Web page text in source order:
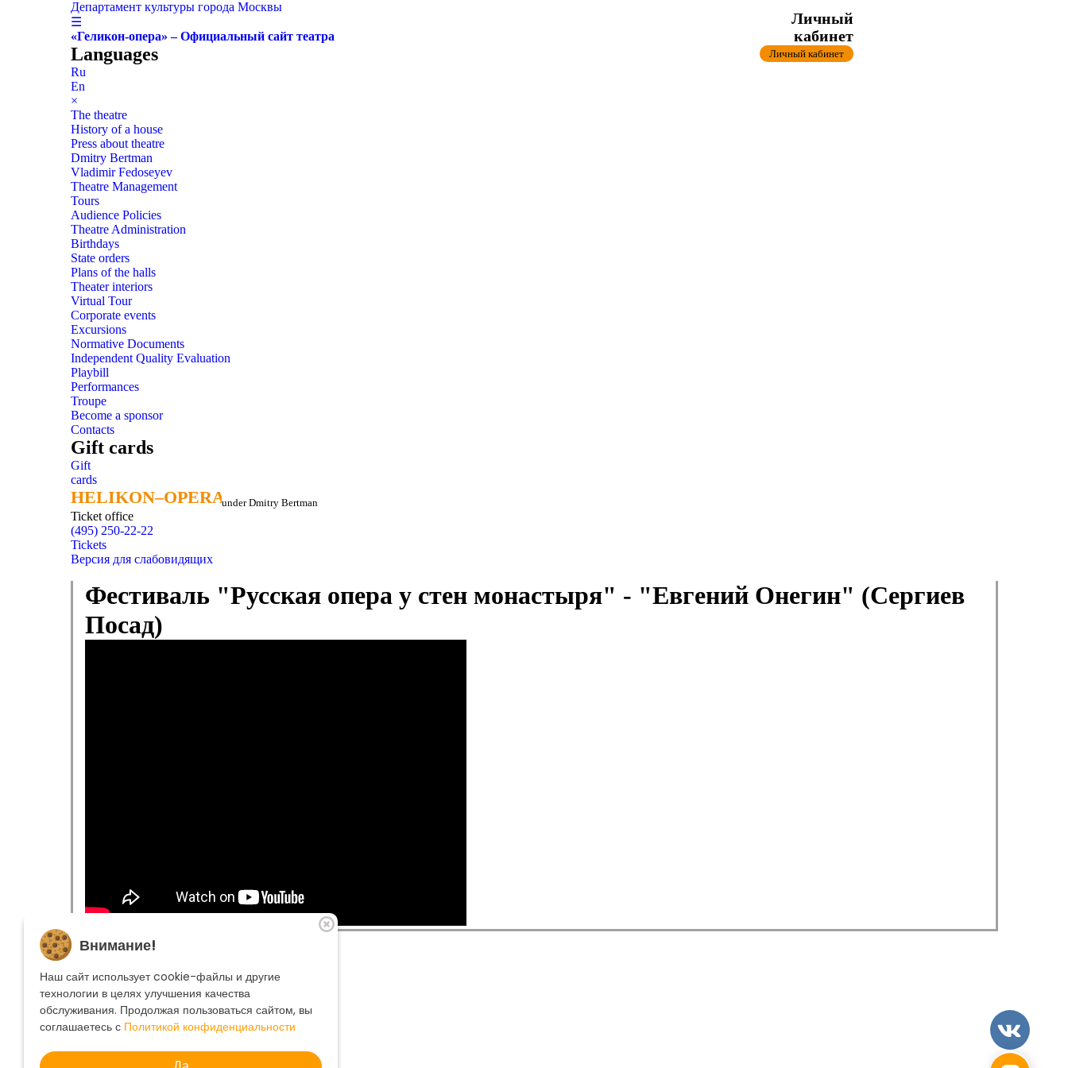
Департамент культуры города Москвы
☰
«Геликон-опера» – Официальный сайт театра
Languages
Ru
En
×
The theatre
History of a house
Press about theatre
Dmitry Bertman
Vladimir Fedoseyev
Theatre Management
Tours
Audience Policies
Theatre Administration
Birthdays
State orders
Plans of the halls
Theater interiors
Virtual Tour
Corporate events
Excursions
Normative Documents
Independent Quality Evaluation
Playbill
Performances
Troupe
Become a sponsor
Contacts
Gift cards
Gift
cards
HELIKON–OPERA
HELIKON–OPERAunder Dmitry Bertman
Ticket office
(495) 250-22-22
Личный
кабинет
Личный кабинет
Tickets
Версия для слабовидящих
Фестиваль "Русская опера у стен монастыря" - "Евгений Онегин" (Сергиев
Посад)
The theatre
Playbill
Troupe
Become a sponsor
Contacts
Ticket office+7 495 250-22-22
Внимание!
Наш сайт использует cookie-файлы и другие
технологии в целях улучшения качества
обслуживания. Продолжая пользоваться сайтом, вы
соглашаетесь с Политикой конфиденциальности